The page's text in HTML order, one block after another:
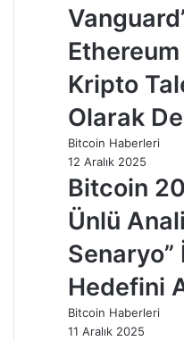
Ethereum
Kripto
Olarak
Bitcoin Haberleri
12 Aralık 2025
Bitcoin
Ünlü
Hedefini
Bitcoin Haberleri
11 Aralık 2025